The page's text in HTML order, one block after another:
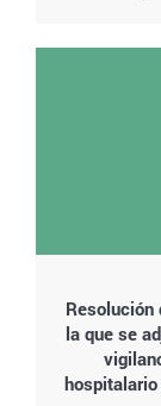
Resolución
la que se